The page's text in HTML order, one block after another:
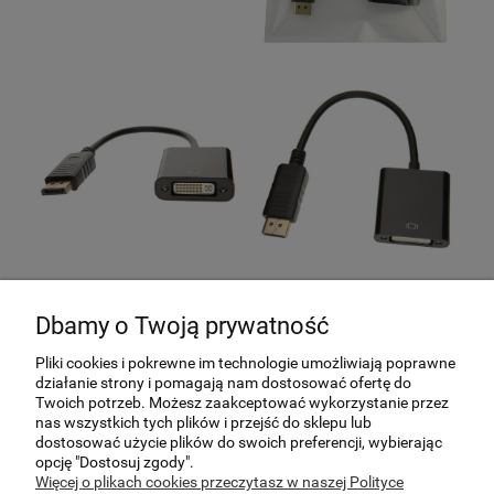
Dbamy o Twoją prywatność
Pliki cookies i pokrewne im technologie umożliwiają poprawne
działanie strony i pomagają nam dostosować ofertę do
Twoich potrzeb. Możesz zaakceptować wykorzystanie przez
nas wszystkich tych plików i przejść do sklepu lub
dostosować użycie plików do swoich preferencji, wybierając
opcję "Dostosuj zgody".
Więcej o plikach cookies przeczytasz w naszej Polityce